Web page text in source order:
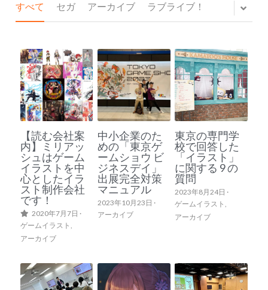
お問合わせ
資料ダウンロード
ECストア
検索
すべて セガ アーカイブ ラブライブ！
【読む会社案
内】ミリアッ
シュはゲーム
イラストを中
心としたイラ
スト制作会社
です！
2020年7月7日 ·
ゲームイラスト,
アーカイブ
中小企業のた
めの「東京ゲ
ームショウ ビ
ジネスデイ」
出展完全対策
マニュアル
2023年10月23日 ·
アーカイブ
東京の専門学
校で回答した
「イラスト」
に関する 9 の
質問
2023年8月24日 ·
ゲームイラスト,
アーカイブ